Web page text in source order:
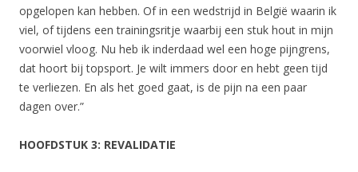
opgelopen kan hebben. Of in een wedstrijd in België waarin ik
viel, of tijdens een trainingsritje waarbij een stuk hout in mijn
voorwiel vloog. Nu heb ik inderdaad wel een hoge pijngrens,
dat hoort bij topsport. Je wilt immers door en hebt geen tijd
te verliezen. En als het goed gaat, is de pijn na een paar
dagen over.”
HOOFDSTUK 3: REVALIDATIE